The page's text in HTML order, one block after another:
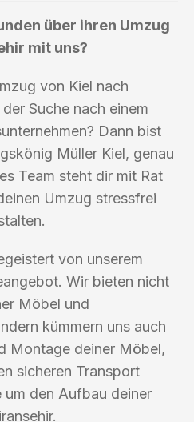
über ihren Umzug
mit uns?
von Kiel nach
Suche nach einem
Dann bist
Müller Kiel, genau
Team steht dir mit Rat
Umzug stressfrei
von unserem
Wir bieten nicht
Möbel und
kümmern uns auch
Montage deiner Möbel,
sicheren Transport
den Aufbau deiner